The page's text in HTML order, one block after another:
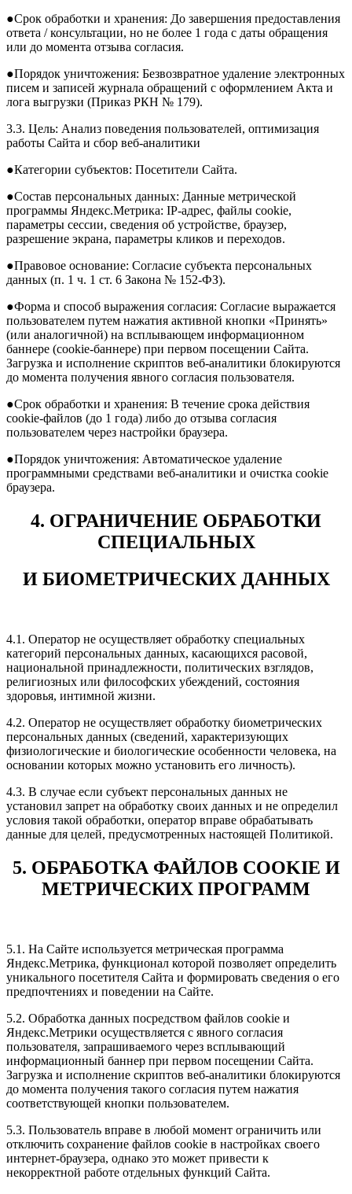
●Срок обработки и хранения: До завершения предоставления
ответа / консультации, но не более 1 года с даты обращения
или до момента отзыва согласия.
●Порядок уничтожения: Безвозвратное удаление электронных
писем и записей журнала обращений с оформлением Акта и
лога выгрузки (Приказ РКН № 179).
3.3. Цель: Анализ поведения пользователей, оптимизация
работы Сайта и сбор веб-аналитики
●Категории субъектов: Посетители Сайта.
●Состав персональных данных: Данные метрической
программы Яндекс.Метрика: IP-адрес, файлы cookie,
параметры сессии, сведения об устройстве, браузер,
разрешение экрана, параметры кликов и переходов.
●Правовое основание: Согласие субъекта персональных
данных (п. 1 ч. 1 ст. 6 Закона № 152-ФЗ).
●Форма и способ выражения согласия: Согласие выражается
пользователем путем нажатия активной кнопки «Принять»
(или аналогичной) на всплывающем информационном
баннере (cookie-баннере) при первом посещении Сайта.
Загрузка и исполнение скриптов веб-аналитики блокируются
до момента получения явного согласия пользователя.
●Срок обработки и хранения: В течение срока действия
cookie-файлов (до 1 года) либо до отзыва согласия
пользователем через настройки браузера.
●Порядок уничтожения: Автоматическое удаление
программными средствами веб-аналитики и очистка cookie
браузера.
4. ОГРАНИЧЕНИЕ ОБРАБОТКИ
СПЕЦИАЛЬНЫХ
И БИОМЕТРИЧЕСКИХ ДАННЫХ
4.1. Оператор не осуществляет обработку специальных
категорий персональных данных, касающихся расовой,
национальной принадлежности, политических взглядов,
религиозных или философских убеждений, состояния
здоровья, интимной жизни.
4.2. Оператор не осуществляет обработку биометрических
персональных данных (сведений, характеризующих
физиологические и биологические особенности человека, на
основании которых можно установить его личность).
4.3. В случае если субъект персональных данных не
установил запрет на обработку своих данных и не определил
условия такой обработки, оператор вправе обрабатывать
данные для целей, предусмотренных настоящей Политикой.
5. ОБРАБОТКА ФАЙЛОВ COOKIE И
МЕТРИЧЕСКИХ ПРОГРАММ
5.1. На Сайте используется метрическая программа
Яндекс.Метрика, функционал которой позволяет определить
уникального посетителя Сайта и формировать сведения о его
предпочтениях и поведении на Сайте.
5.2. Обработка данных посредством файлов cookie и
Яндекс.Метрики осуществляется с явного согласия
пользователя, запрашиваемого через всплывающий
информационный баннер при первом посещении Сайта.
Загрузка и исполнение скриптов веб-аналитики блокируются
до момента получения такого согласия путем нажатия
соответствующей кнопки пользователем.
5.3. Пользователь вправе в любой момент ограничить или
отключить сохранение файлов cookie в настройках своего
интернет-браузера, однако это может привести к
некорректной работе отдельных функций Сайта.